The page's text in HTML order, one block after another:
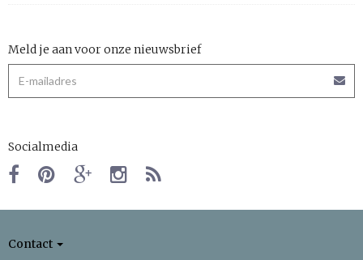
Meld je aan voor onze nieuwsbrief
Socialmedia
Contact